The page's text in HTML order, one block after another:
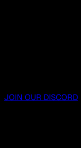
JOIN OUR DISCORD